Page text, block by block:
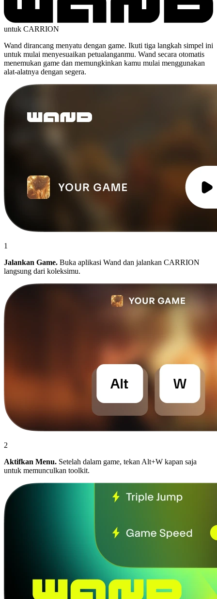
untuk CARRION
Wand dirancang menyatu dengan game. Ikuti tiga langkah simpel ini
untuk mulai menyesuaikan petualanganmu. Wand secara otomatis
menemukan game dan memungkinkan kamu mulai menggunakan
alat-alatnya dengan segera.
1
Jalankan Game. Buka aplikasi Wand dan jalankan CARRION
langsung dari koleksimu.
2
Aktifkan Menu. Setelah dalam game, tekan Alt+W kapan saja
untuk memunculkan toolkit.